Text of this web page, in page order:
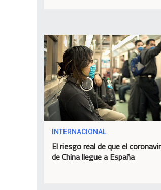
INTERNACIONAL
El riesgo real de que el
de China llegue a España